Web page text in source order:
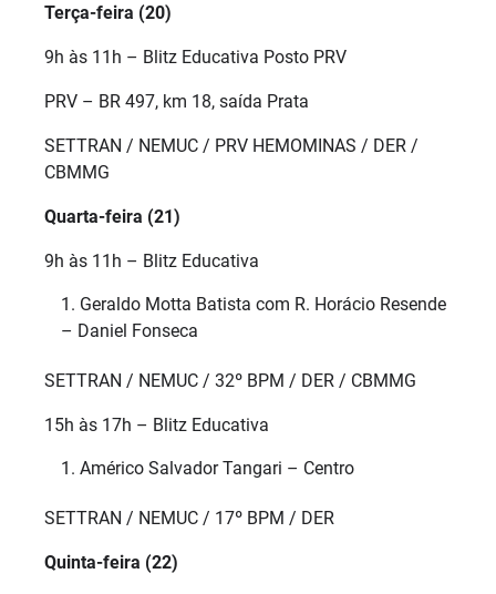
Terça-feira (20)
9h às 11h – Blitz Educativa Posto PRV
PRV – BR 497, km 18, saída Prata
SETTRAN / NEMUC / PRV HEMOMINAS / DER /
CBMMG
Quarta-feira (21)
9h às 11h – Blitz Educativa
Geraldo Motta Batista com R. Horácio Resende
– Daniel Fonseca
SETTRAN / NEMUC / 32º BPM / DER / CBMMG
15h às 17h – Blitz Educativa
Américo Salvador Tangari – Centro
SETTRAN / NEMUC / 17º BPM / DER
Quinta-feira (22)